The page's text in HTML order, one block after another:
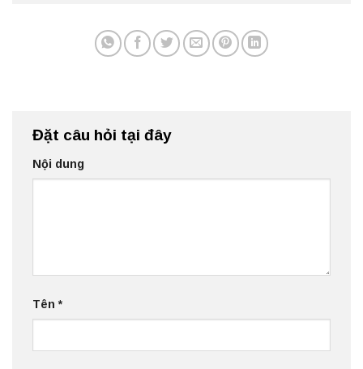
Đặt câu hỏi tại đây
Nội dung
Tên*